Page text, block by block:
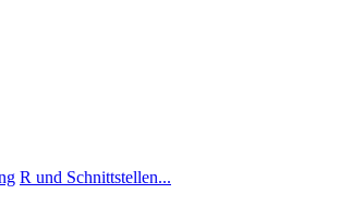
R und Schnittstellen...